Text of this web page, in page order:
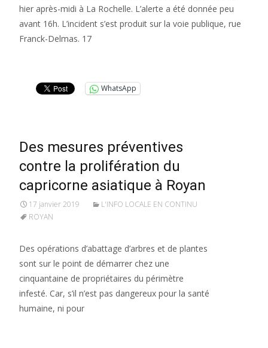
hier après-midi à La Rochelle. L’alerte a été donnée peu
avant 16h. L’incident s’est produit sur la voie publique, rue
Franck-Delmas. 17
WhatsApp
Des mesures préventives
contre la prolifération du
capricorne asiatique à Royan
17 janvier 2019
L'INFO LOCALE EN CONTINU
ROYAN
Des opérations d’abattage d’arbres et de plantes
sont sur le point de démarrer chez une
cinquantaine de propriétaires du périmètre
infesté. Car, s’il n’est pas dangereux pour la santé
humaine, ni pour